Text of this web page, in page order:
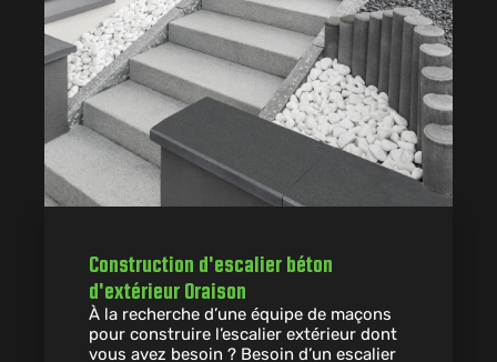
Construction d'escalier béton
d'extérieur Oraison
À la recherche d’une équipe de maçons
pour construire l’escalier extérieur dont
vous avez besoin ? Besoin d’un escalier